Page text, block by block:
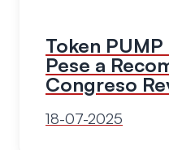
Token
Pese a
Congreso
18-07-2025